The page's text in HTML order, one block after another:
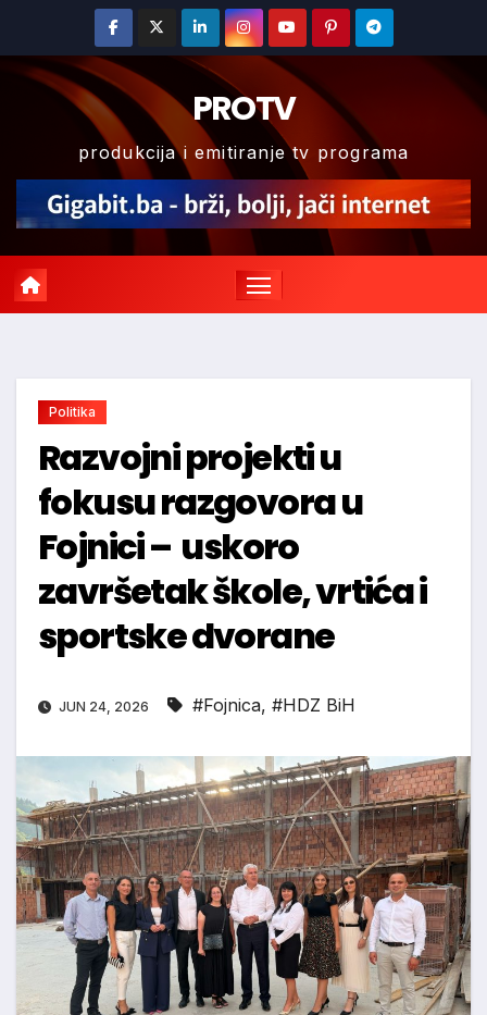
content
PROTV
produkcija i emitiranje tv programa
Politika
Razvojni projekti u
fokusu razgovora u
Fojnici – uskoro
završetak škole, vrtića i
sportske dvorane
JUN 24, 2026 #Fojnica, #HDZ BiH